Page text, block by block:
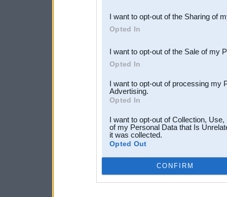
Downstream Participants
third parties.
I want to opt-out of the Sharing of
Opted In
I want to opt-out of the Sale of my
Opted In
I want to opt-out of processing my
Advertising.
Opted In
I want to opt-out of Collection,
of my Personal Data that Is
it was collected.
Opted Out
CONFIRM